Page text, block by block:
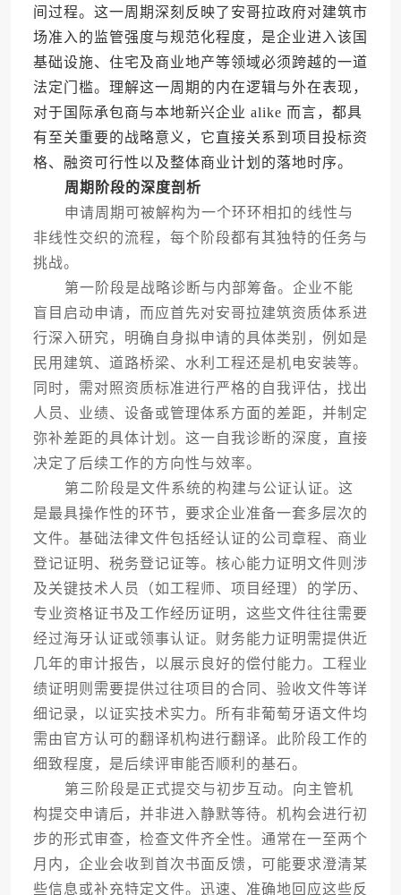
间过程。这一周期深刻反映了安哥拉政府对建筑市
场准入的监管强度与规范化程度，是企业进入该国
基础设施、住宅及商业地产等领域必须跨越的一道
法定门槛。理解这一周期的内在逻辑与外在表现，
对于国际承包商与本地新兴企业 alike 而言，都具
有至关重要的战略意义，它直接关系到项目投标资
格、融资可行性以及整体商业计划的落地时序。
周期阶段的深度剖析
申请周期可被解构为一个环环相扣的线性与
非线性交织的流程，每个阶段都有其独特的任务与
挑战。
第一阶段是战略诊断与内部筹备。企业不能
盲目启动申请，而应首先对安哥拉建筑资质体系进
行深入研究，明确自身拟申请的具体类别，例如是
民用建筑、道路桥梁、水利工程还是机电安装等。
同时，需对照资质标准进行严格的自我评估，找出
人员、业绩、设备或管理体系方面的差距，并制定
弥补差距的具体计划。这一自我诊断的深度，直接
决定了后续工作的方向性与效率。
第二阶段是文件系统的构建与公证认证。这
是最具操作性的环节，要求企业准备一套多层次的
文件。基础法律文件包括经认证的公司章程、商业
登记证明、税务登记证等。核心能力证明文件则涉
及关键技术人员（如工程师、项目经理）的学历、
专业资格证书及工作经历证明，这些文件往往需要
经过海牙认证或领事认证。财务能力证明需提供近
几年的审计报告，以展示良好的偿付能力。工程业
绩证明则需要提供过往项目的合同、验收文件等详
细记录，以证实技术实力。所有非葡萄牙语文件均
需由官方认可的翻译机构进行翻译。此阶段工作的
细致程度，是后续评审能否顺利的基石。
第三阶段是正式提交与初步互动。向主管机
构提交申请后，并非进入静默等待。机构会进行初
步的形式审查，检查文件齐全性。通常在一至两个
月内，企业会收到首次书面反馈，可能要求澄清某
些信息或补充特定文件。迅速、准确地回应这些反